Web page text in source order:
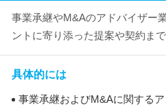
事業承継やM&Aのアドバイザー
ントに寄り添った提案や契約ま
具体的には
事業承継およびM&Aに関する